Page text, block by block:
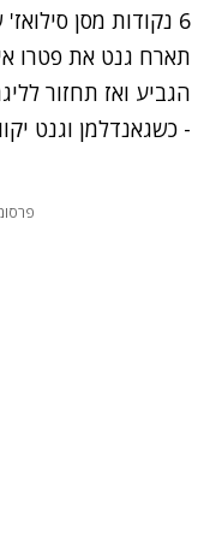
6 נקודות מסן
תארח גנט את פטרו
הגביע ואז תחזור
- כשגאנדלמן וגנט